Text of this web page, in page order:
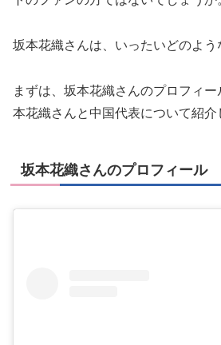
坂本花織さんは、いったいどのよう
まずは、坂本花織さんのプロフィ
本花織さんと中国代表について紹介
坂本花織さんのプロフィール